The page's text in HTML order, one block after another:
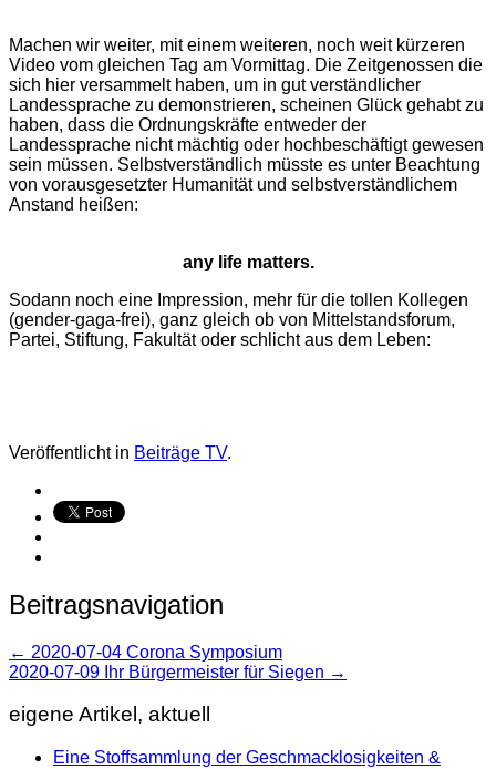
Machen wir weiter, mit einem weiteren, noch weit kürzeren
Video vom gleichen Tag am Vormittag. Die Zeitgenossen die
sich hier versammelt haben, um in gut verständlicher
Landessprache zu demonstrieren, scheinen Glück gehabt zu
haben, dass die Ordnungskräfte entweder der
Landessprache nicht mächtig oder hochbeschäftigt gewesen
sein müssen. Selbstverständlich müsste es unter Beachtung
von vorausgesetzter Humanität und selbstverständlichem
Anstand heißen:
any life matters.
Sodann noch eine Impression, mehr für die tollen Kollegen
(gender-gaga-frei), ganz gleich ob von Mittelstandsforum,
Partei, Stiftung, Fakultät oder schlicht aus dem Leben:
Veröffentlicht in Beiträge TV.
Beitragsnavigation
← 2020-07-04 Corona Symposium
2020-07-09 Ihr Bürgermeister für Siegen →
eigene Artikel, aktuell
Eine Stoffsammlung der Geschmacklosigkeiten &